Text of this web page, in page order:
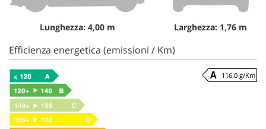
Lunghezza: 4,00 m Larghezza: 1,76 m
Efficienza energetica (emissioni / Km)
116.0 g/Km